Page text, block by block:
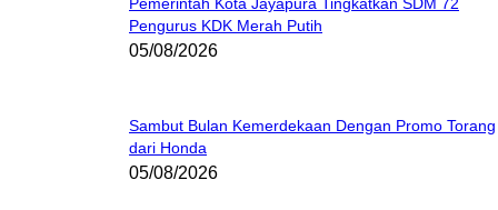
Pengurus KDK Merah Putih
05/08/2026
Sambut Bulan Kemerdekaan Dengan Promo Torang
dari Honda
05/08/2026